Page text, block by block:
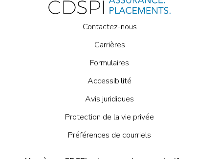
Contactez-nous
Carrières
Formulaires
Accessibilité
Avis juridiques
Protection de la vie privée
Préférences de courriels